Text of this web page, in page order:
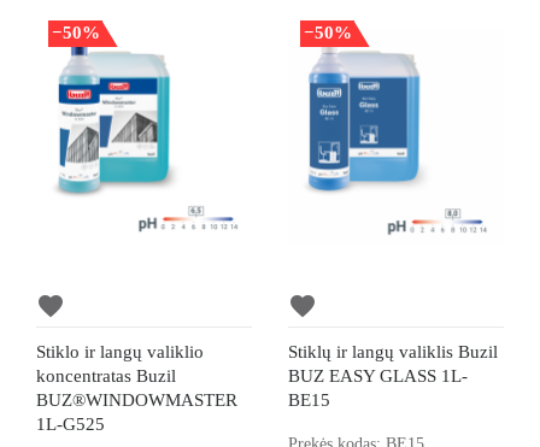
−50%
favorite
Stiklo ir langų valiklio
koncentratas Buzil
BUZ®WINDOWMASTER
1L-G525
−50%
favorite
Stiklų ir langų valiklis Buzil
BUZ EASY GLASS 1L-
BE15